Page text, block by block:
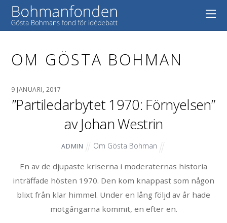
OM GÖSTA BOHMAN
9 JANUARI, 2017
”Partiledarbytet 1970: Förnyelsen”
av Johan Westrin
ADMIN Om Gösta Bohman
En av de djupaste kriserna i moderaternas historia
inträffade hösten 1970. Den kom knappast som någon
blixt från klar himmel. Under en lång följd av år hade
motgångarna kommit, en efter en.